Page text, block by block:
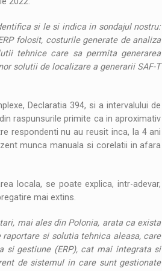
si le si indica in sondajul nostru:
folosit, costurile generate de analiza
tehnice care sa permita generarea
solutii de localizare a generarii SAF-T
Declaratia 394, si a intervalului de
raspunsurile primite ca in aproximativ
respondenti nu au reusit inca, la 4 ani
munca manuala si corelatii in afara
locala, se poate explica, intr-adevar,
mai extins.
mai ales din Polonia, arata ca exista
si solutia tehnica aleasa, care
si gestiune (ERP), cat mai integrata si
de sistemul in care sunt gestionate